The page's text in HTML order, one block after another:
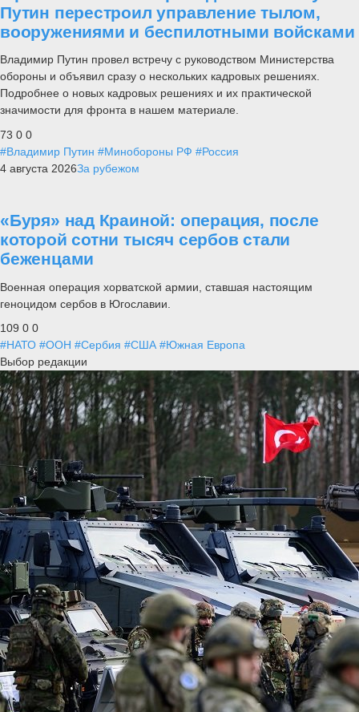
Путин перестроил управление тылом,
вооружениями и беспилотными войсками
Владимир Путин провел встречу с руководством Министерства
обороны и объявил сразу о нескольких кадровых решениях.
Подробнее о новых кадровых решениях и их практической
значимости для фронта в нашем материале.
73 0 0
#Владимир Путин #Минобороны РФ #Россия
4 августа 2026За рубежом
«Буря» над Краиной: операция, после
которой сотни тысяч сербов стали
беженцами
Военная операция хорватской армии, ставшая настоящим
геноцидом сербов в Югославии.
109 0 0
#НАТО #ООН #Сербия #США #Южная Европа
Выбор редакции